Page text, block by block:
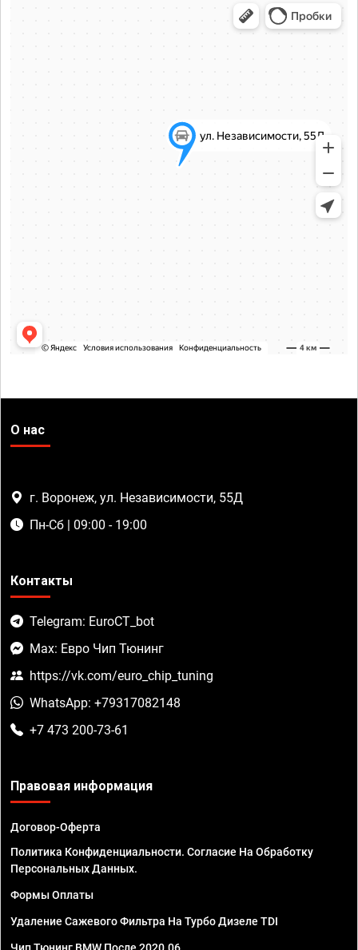
О нас
г. Воронеж, ул. Независимости, 55Д
Пн-Сб | 09:00 - 19:00
Контакты
Telegram: EuroCT_bot
Max: Евро Чип Тюнинг
https://vk.com/euro_chip_tuning
WhatsApp: +79317082148
+7 473 200-73-61
Правовая информация
Договор-Оферта
Политика Конфиденциальности. Согласие На Обработку
Персональных Данных.
Формы Оплаты
Удаление Сажевого Фильтра На Турбо Дизеле TDI